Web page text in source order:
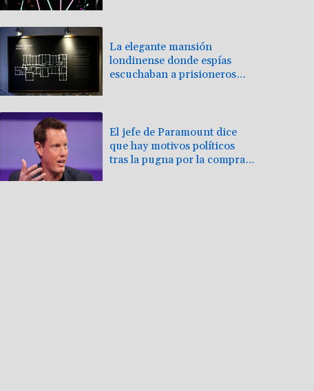
La elegante mansión
londinense donde espías
escuchaban a prisioneros
El jefe de Paramount dice
que hay motivos políticos
tras la pugna por la compra